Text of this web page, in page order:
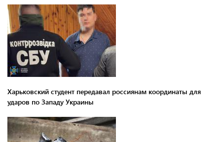
Харьковский студент передавал россиянам координаты для
ударов по Западу Украины